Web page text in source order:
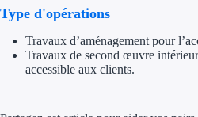
Type d'opérations
Travaux d’aménagement pour
Travaux de second œuvre
accessible aux clients.